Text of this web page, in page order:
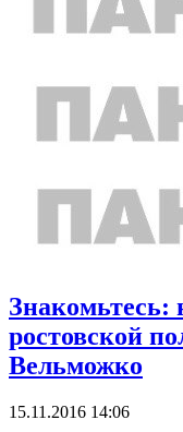
ростовской
Вельможко
15.11.2016 14:06